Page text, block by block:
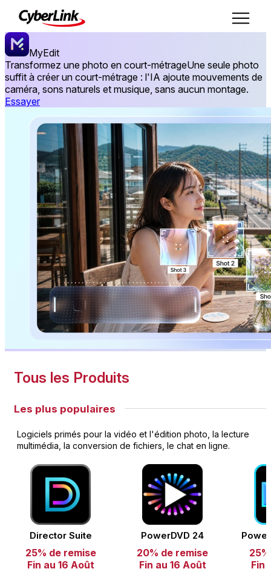
MyEdit
Transformez une photo en court-métrageUne seule photo
suffit à créer un court-métrage : l'IA ajoute mouvements de
caméra, sons naturels et musique, sans aucun montage.
Essayer
Tous les Produits
Les plus populaires
Logiciels primés pour la vidéo et l'édition photo, la lecture
multimédia, la conversion de fichiers, le chat en ligne.
Director Suite
25% de remise
Fin au 16 Août
PowerDVD 24
20% de remise
Fin au 16 Août
Fin